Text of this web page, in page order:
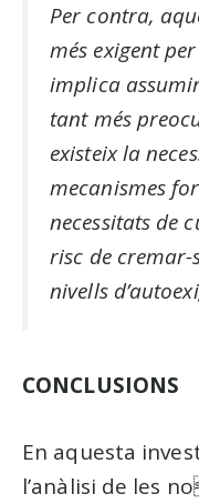
Per contra,
més exigent
implica
tant més
existeix la
mecanismes
necessitats de
risc de cremar-
nivells
CONCLUSIONS
En aquesta
l’anàlisi de les